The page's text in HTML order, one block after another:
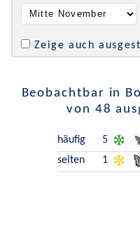
Zeige auch
Beobachtbar in
von 48
häufig
5
selten
1